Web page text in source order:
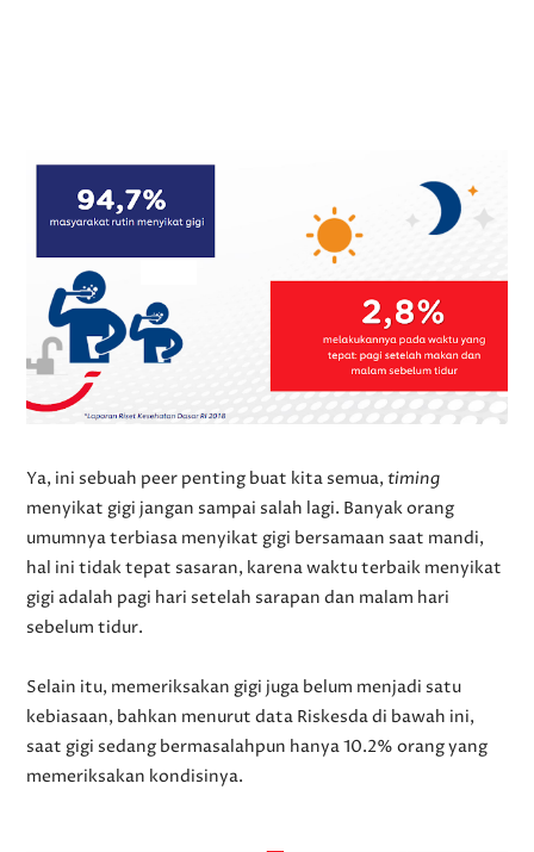
Ya, ini sebuah peer penting buat kita semua,timing
menyikat gigi jangan sampai salah lagi. Banyak orang
umumnya terbiasa menyikat gigi bersamaan saat mandi,
hal ini tidak tepat sasaran, karena waktu terbaik menyikat
gigi adalah pagi hari setelah sarapan dan malam hari
sebelum tidur.
Selain itu, memeriksakan gigi juga belum menjadi satu
kebiasaan, bahkan menurut data Riskesda di bawah ini,
saat gigi sedang bermasalahpun hanya 10.2% orang yang
memeriksakan kondisinya.